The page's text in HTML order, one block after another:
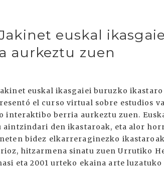
euskal
aurkeztu zuen
euskal ikasgaiei buruzko
el curso virtual sobre estudios
interaktibo berria aurkeztu zuen.
aintzindari den ikastaroak, eta alor
bidez elkarreraginezko
hitzarmena sinatu zuen Urrutiko
eta 2001 urteko ekaina arte luzatuko